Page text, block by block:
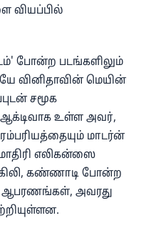
வியப்பில்
போன்ற படங்களிலும்
வினிதாவின் மெயின்
சமூக
உள்ள அவர்,
மாடர்ன்
எலிகன்ஸை
கண்ணாடி போன்ற
ஆபரணங்கள், அவரது